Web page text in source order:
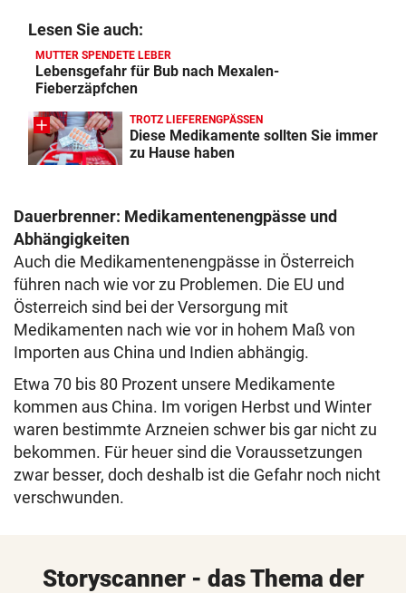
Lesen Sie auch:
MUTTER SPENDETE LEBER
Lebensgefahr für Bub nach Mexalen-
Fieberzäpfchen
TROTZ LIEFERENGPÄSSEN
Diese Medikamente sollten Sie immer
zu Hause haben
Dauerbrenner: Medikamentenengpässe und
Abhängigkeiten
Auch die Medikamentenengpässe in Österreich
führen nach wie vor zu Problemen. Die EU und
Österreich sind bei der Versorgung mit
Medikamenten nach wie vor in hohem Maß von
Importen aus China und Indien abhängig.
Etwa 70 bis 80 Prozent unsere Medikamente
kommen aus China. Im vorigen Herbst und Winter
waren bestimmte Arzneien schwer bis gar nicht zu
bekommen. Für heuer sind die Voraussetzungen
zwar besser, doch deshalb ist die Gefahr noch nicht
verschwunden.
Storyscanner - das Thema der